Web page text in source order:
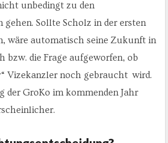
unbedingt zu den
gehen. Sollte Scholz in der ersten
wäre automatisch seine Zukunft in
bzw. die Frage aufgeworfen, ob
Vizekanzler noch gebraucht wird.
der GroKo im kommenden Jahr